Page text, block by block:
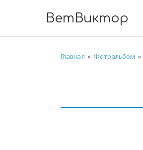
ВетВиктор
Главная » Фотоальбом »